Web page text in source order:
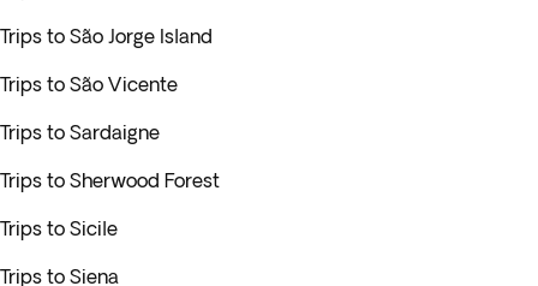
Trips to São Jorge Island
Trips to São Vicente
Trips to Sardaigne
Trips to Sherwood Forest
Trips to Sicile
Trips to Siena